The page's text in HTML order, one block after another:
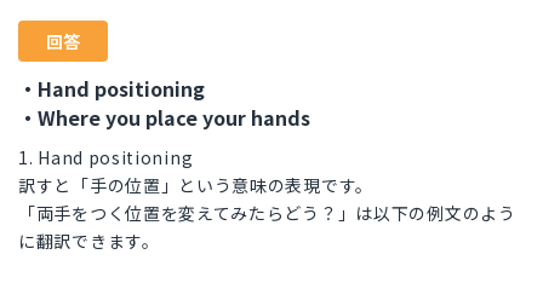
回答
・Hand positioning
・Where you place your hands
1. Hand positioning
訳すと「手の位置」という意味の表現です。
「両手をつく位置を変えてみたらどう？」は以下の例文のよう
に翻訳できます。